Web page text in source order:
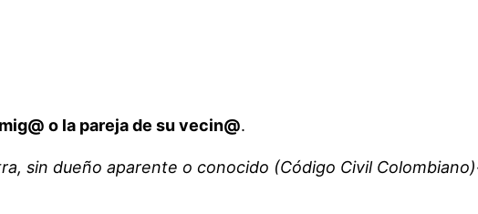
o la pareja de su vecin@.
sin dueño aparente o conocido (Código Civil Colombiano)